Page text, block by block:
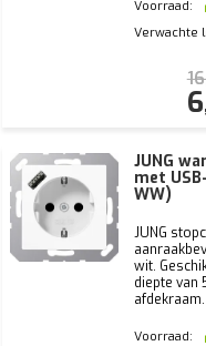
Voorraad:
Verwachte
JUNG
met
WW)
JUNG
wit.
diepte van
afdekraam.
Voorraad: